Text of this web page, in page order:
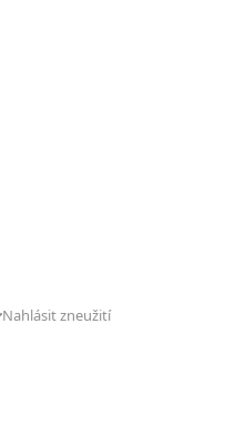
Nahlásit zneužití